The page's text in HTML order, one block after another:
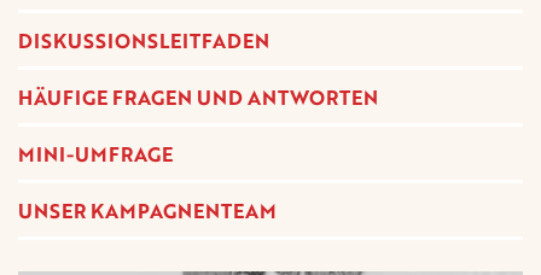
DISKUSSIONSLEITFADEN
HÄUFIGE FRAGEN UND ANTWORTEN
MINI-UMFRAGE
UNSER KAMPAGNENTEAM